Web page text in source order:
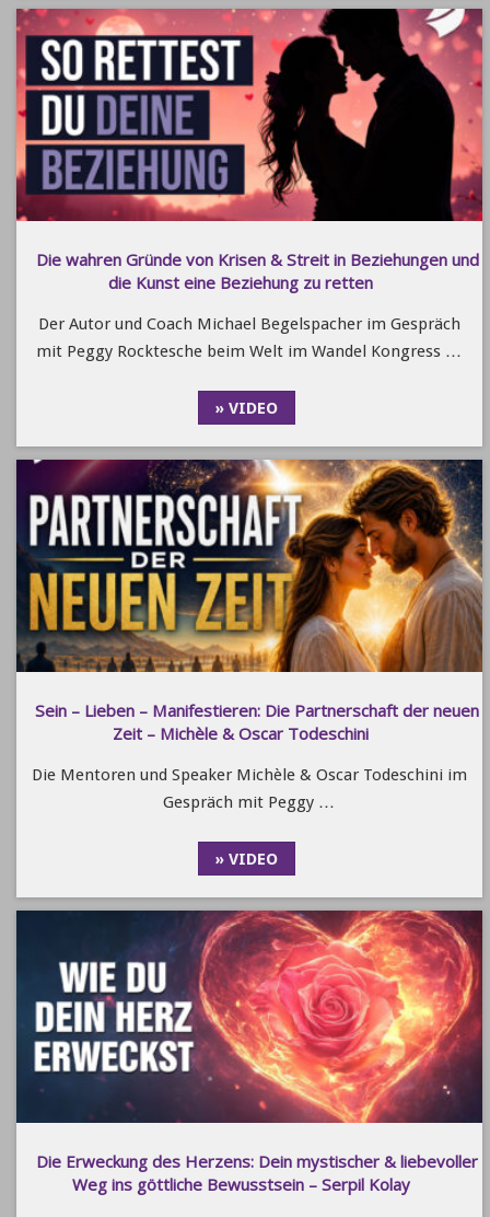
Die wahren Gründe von Krisen & Streit in Beziehungen und
die Kunst eine Beziehung zu retten
Der Autor und Coach Michael Begelspacher im Gespräch
mit Peggy Rocktesche beim Welt im Wandel Kongress …
» VIDEO
Sein – Lieben – Manifestieren: Die Partnerschaft der neuen
Zeit – Michèle & Oscar Todeschini
Die Mentoren und Speaker Michèle & Oscar Todeschini im
Gespräch mit Peggy …
» VIDEO
Die Erweckung des Herzens: Dein mystischer & liebevoller
Weg ins göttliche Bewusstsein – Serpil Kolay